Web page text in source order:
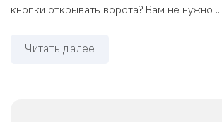
кнопки открывать ворота? Вам не нужно ...
Читать далее